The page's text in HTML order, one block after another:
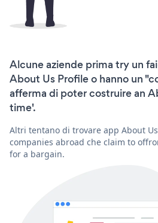
Alcune aziende prima try un
About Us Profile o hanno un
afferma di poter costruire an
time'.
Altri tentano di trovare app About
companies abroad che claim to
for a bargain.